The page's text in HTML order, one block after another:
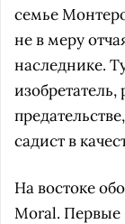
семье
не в меру
наследнике.
садист в
На востоке
Moral. Первые